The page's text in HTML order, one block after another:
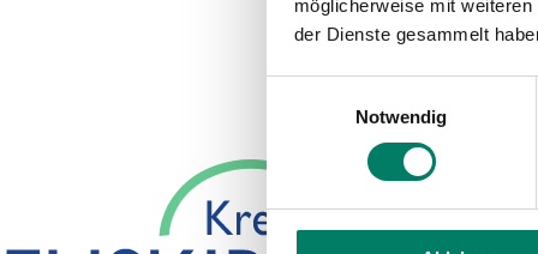
möglicherweise mit
der Dienste gesammelt
Notwendig